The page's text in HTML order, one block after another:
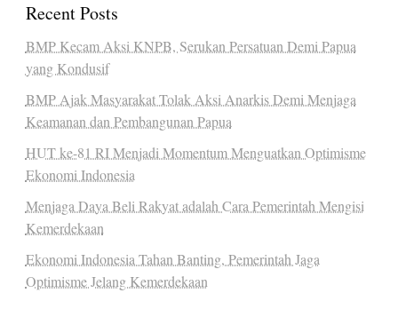
Recent Posts
BMP Kecam Aksi KNPB, Serukan Persatuan Demi Papua
yang Kondusif
BMP Ajak Masyarakat Tolak Aksi Anarkis Demi Menjaga
Keamanan dan Pembangunan Papua
HUT ke-81 RI Menjadi Momentum Menguatkan Optimisme
Ekonomi Indonesia
Menjaga Daya Beli Rakyat adalah Cara Pemerintah Mengisi
Kemerdekaan
Ekonomi Indonesia Tahan Banting, Pemerintah Jaga
Optimisme Jelang Kemerdekaan